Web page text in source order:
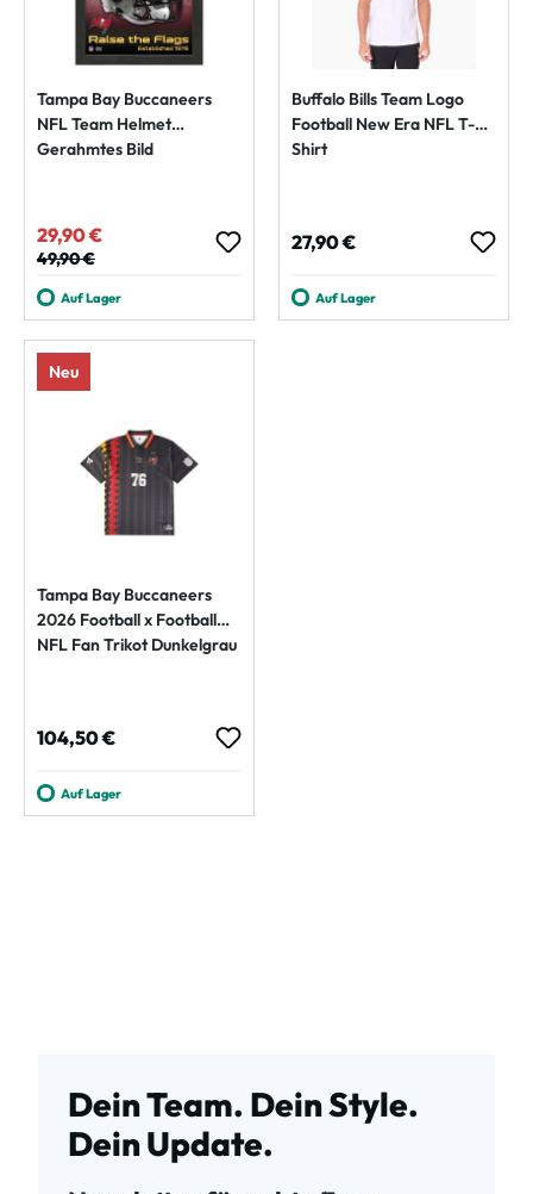
Tampa Bay Buccaneers
NFL Team Helmet
Gerahmtes Bild
Verkaufspreis:
29,90 €
Regulärer Preis:
49,90 €
Auf Lager
Buffalo Bills Team Logo
Football New Era NFL T-
Shirt
Regulärer Preis:
27,90 €
Auf Lager
Neu
Tampa Bay Buccaneers
2026 Football x Football
NFL Fan Trikot Dunkelgrau
Regulärer Preis:
104,50 €
Auf Lager
Dein Team. Dein Style.
Dein Update.